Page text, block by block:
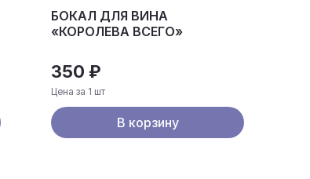
БОКАЛ ДЛЯ ВИНА
«КОРОЛЕВА ВСЕГО»
350 ₽
Цена за 1 шт
В корзину